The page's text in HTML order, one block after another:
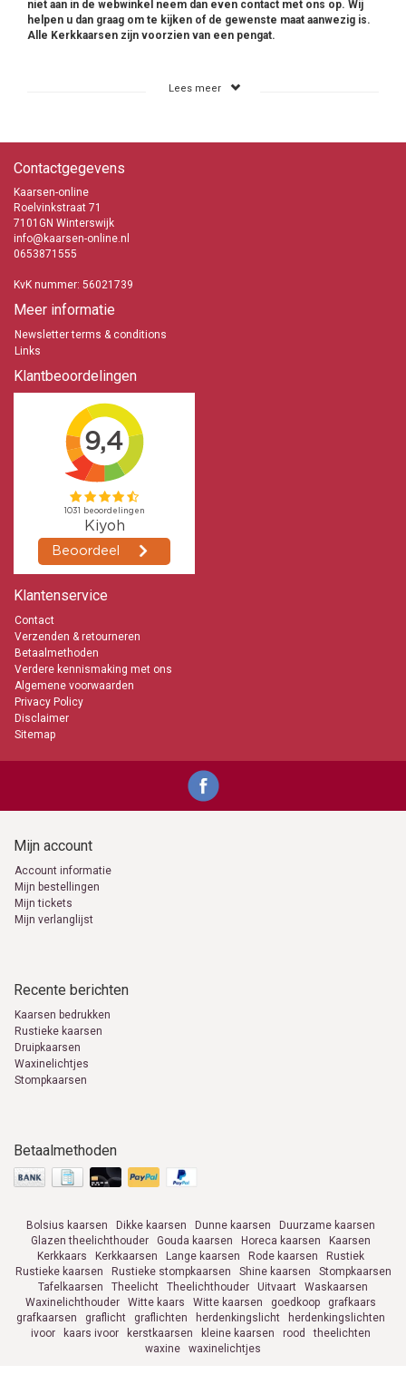
niet aan in de webwinkel neem dan even contact met ons op. Wij
helpen u dan graag om te kijken of de gewenste maat aanwezig is.
Alle Kerkkaarsen zijn voorzien van een pengat.
Lees meer
Contactgegevens
Kaarsen-online
Roelvinkstraat 71
7101GN Winterswijk
info@kaarsen-online.nl
0653871555
KvK nummer: 56021739
Meer informatie
Newsletter terms & conditions
Links
Klantbeoordelingen
Klantenservice
Contact
Verzenden & retourneren
Betaalmethoden
Verdere kennismaking met ons
Algemene voorwaarden
Privacy Policy
Disclaimer
Sitemap
Mijn account
Account informatie
Mijn bestellingen
Mijn tickets
Mijn verlanglijst
Recente berichten
Kaarsen bedrukken
Rustieke kaarsen
Druipkaarsen
Waxinelichtjes
Stompkaarsen
Betaalmethoden
Bolsius kaarsen Dikke kaarsen Dunne kaarsen
Duurzame kaarsen
Glazen theelichthouder
Gouda kaarsen Horeca kaarsen
Kaarsen
Kerkkaars
Kerkkaarsen Lange kaarsen Rode kaarsen
Rustiek
Rustieke kaarsen
Rustieke stompkaarsen Shine kaarsen
Stompkaarsen
Tafelkaarsen
Theelicht Theelichthouder Uitvaart
Waskaarsen
Waxinelichthouder
Witte kaars Witte kaarsen goedkoop
grafkaars
grafkaarsen
graflicht graflichten herdenkingslicht
herdenkingslichten
ivoor
kaars ivoor kerstkaarsen kleine kaarsen rood
theelichten
waxine
waxinelichtjes